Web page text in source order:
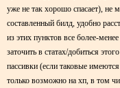
уже не так хорошо спасает), не
составленный билд, удобно
из этих пунктов все более-
заточить в статах/добиться
пассивки (если таковые
только возможно на хп, в том